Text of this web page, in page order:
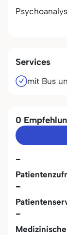
Services
mit Bus
0
-
-
-